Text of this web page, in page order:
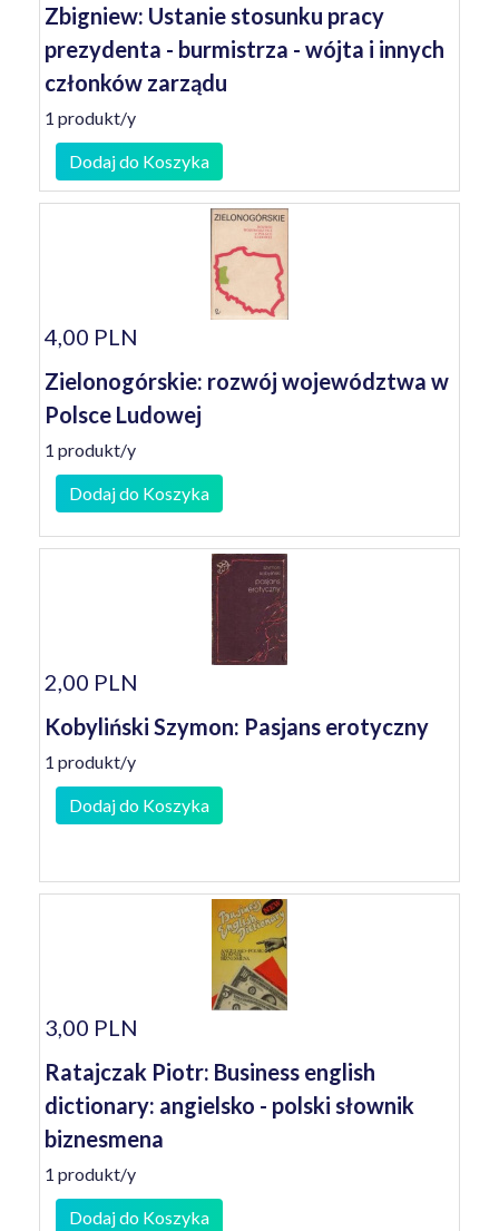
Zbigniew: Ustanie stosunku pracy
prezydenta - burmistrza - wójta i innych
członków zarządu
1 produkt/y
Dodaj do Koszyka
4,00 PLN
Zielonogórskie: rozwój województwa w
Polsce Ludowej
1 produkt/y
Dodaj do Koszyka
2,00 PLN
Kobyliński Szymon: Pasjans erotyczny
1 produkt/y
Dodaj do Koszyka
3,00 PLN
Ratajczak Piotr: Business english
dictionary: angielsko - polski słownik
biznesmena
1 produkt/y
Dodaj do Koszyka